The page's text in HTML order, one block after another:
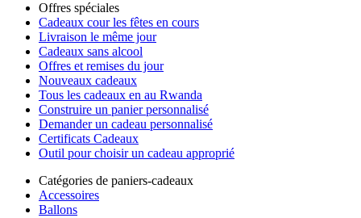
Offres spéciales
Cadeaux cour les fêtes en cours
Livraison le même jour
Cadeaux sans alcool
Offres et remises du jour
Nouveaux cadeaux
Tous les cadeaux en au Rwanda
Construire un panier personnalisé
Demander un cadeau personnalisé
Certificats Cadeaux
Outil pour choisir un cadeau approprié
Catégories de paniers-cadeaux
Accessoires
Ballons